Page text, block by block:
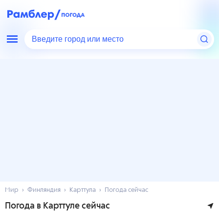
Введите город или место
Мир Финляндия Карттула Погода сейчас
Погода в Карттуле сейчас